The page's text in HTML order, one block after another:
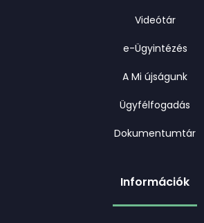
Videótár
e-Ügyintézés
A Mi újságunk
Ügyfélfogadás
Dokumentumtár
Információk